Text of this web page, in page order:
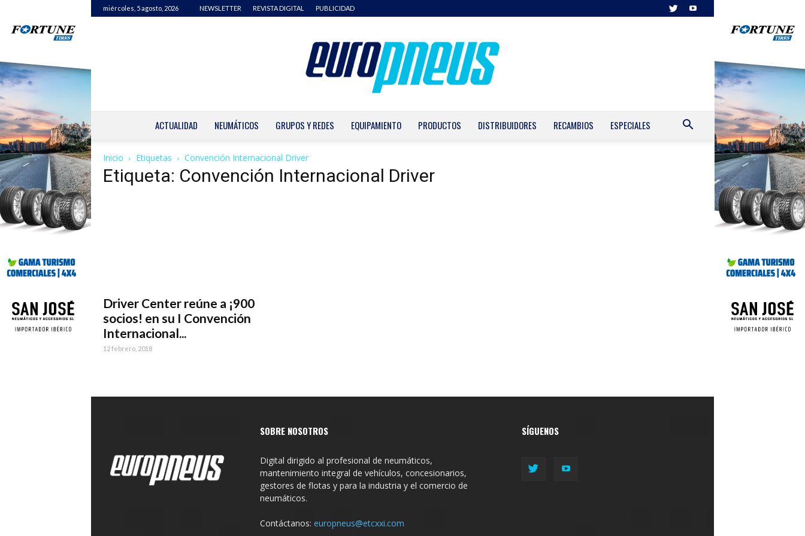
miércoles, 5 agosto, 2026 NEWSLETTER REVISTA DIGITAL PUBLICIDAD
ACTUALIDAD NEUMÁTICOS GRUPOS Y REDES EQUIPAMIENTO PRODUCTOS DISTRIBUIDORES RECAMBIOS ESPECIALES
Inicio Etiquetas Convención Internacional Driver
Etiqueta: Convención Internacional Driver
Driver Center reúne a ¡900
socios! en su I Convención
Internacional...
12 febrero, 2018
SOBRE NOSOTROS
Digital dirigido al profesional de neumáticos,
mantenimiento integral de vehículos, concesionarios,
gestores de flotas y para la industria y el comercio de
neumáticos.
Contáctanos: europneus@etcxxi.com
SÍGUENOS